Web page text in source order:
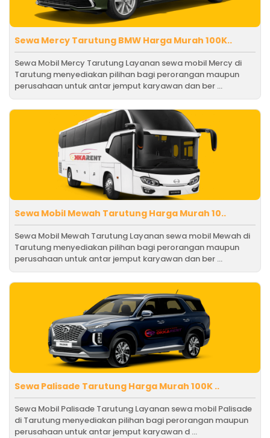
Sewa Mercy Tarutung BMW Harga Murah 100K..
Sewa Mobil Mercy Tarutung Layanan sewa mobil Mercy di
Tarutung menyediakan pilihan bagi perorangan maupun
perusahaan untuk antar jemput karyawan dan ber ...
Sewa Mobil Mewah Tarutung Harga Murah 10..
Sewa Mobil Mewah Tarutung Layanan sewa mobil Mewah di
Tarutung menyediakan pilihan bagi perorangan maupun
perusahaan untuk antar jemput karyawan dan ber ...
Sewa Palisade Tarutung Harga Murah 100K ..
Sewa Mobil Palisade Tarutung Layanan sewa mobil Palisade
di Tarutung menyediakan pilihan bagi perorangan maupun
perusahaan untuk antar jemput karyawan d ...